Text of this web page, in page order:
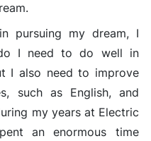
pursuing my dream, I
I need to do well in
I also need to improve
such as English, and
my years at Electric
an enormous time